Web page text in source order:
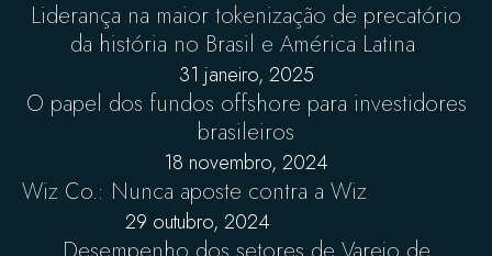
Liderança na maior tokenização de precatório
da história no Brasil e América Latina
31 janeiro, 2025
O papel dos fundos offshore para investidores
brasileiros
18 novembro, 2024
Wiz Co.: Nunca aposte contra a Wiz
29 outubro, 2024